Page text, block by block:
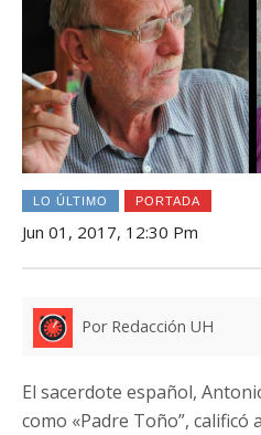
LO ÚLTIMO PORTADA
Jun 01, 2017, 12:30 Pm
Por Redacción UH
El sacerdote español,
como «Padre Toño”, calificó